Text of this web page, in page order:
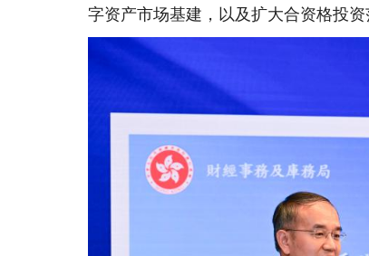
字资产市场基建，以及扩大合资格投